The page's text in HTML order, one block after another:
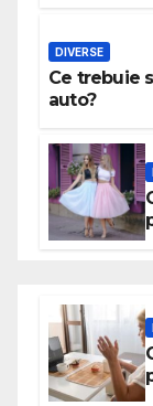
DIVERSE
Ce trebuie
auto?